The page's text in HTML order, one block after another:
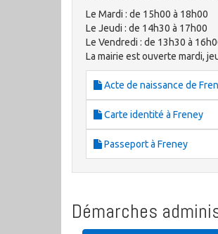
Le Mardi : de 15h00 à 18h00
Le Jeudi : de 14h30 à 17h00
Le Vendredi : de 13h30 à
La mairie est ouverte mardi,
Acte de naissance de
Carte identité à Freney
Passeport à Freney
Démarches